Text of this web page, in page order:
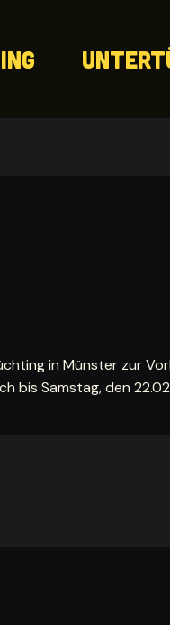
in Münster zur
bis Samstag, den